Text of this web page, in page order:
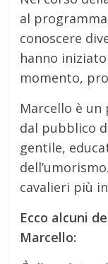
al
conoscere
hanno
momento,
Marcello è
dal pubblico
gentile,
cavalieri più
Ecco alcuni
Marcello: